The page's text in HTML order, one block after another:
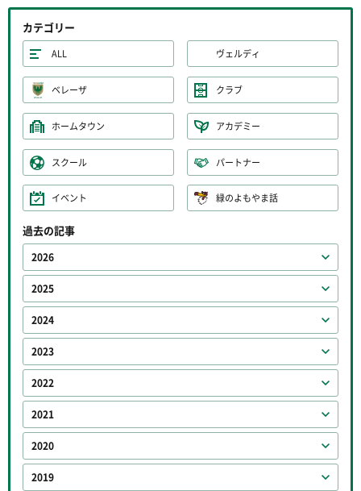
カテゴリー
ALL ヴェルディ
ベレーザ クラブ
ホームタウン アカデミー
スクール パートナー
イベント 緑のよもやま話
過去の記事
2026
2025
2024
2023
2022
2021
2020
2019